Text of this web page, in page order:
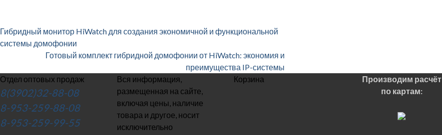
Гибридный монитор HiWatch для создания экономичной и функциональной
системы домофонии
Готовый комплект гибридной домофонии от HiWatch: экономия и
преимущества IP-системы
Отдел оптовых продаж
8(3902)32-88-08
8-953-259-88-08
8-953-259-99-55
Вся информация,
размещенная на сайте,
включая цены, наличие
товара и другое, носит
исключительно
Корзина
Производим расчёт
по картам: